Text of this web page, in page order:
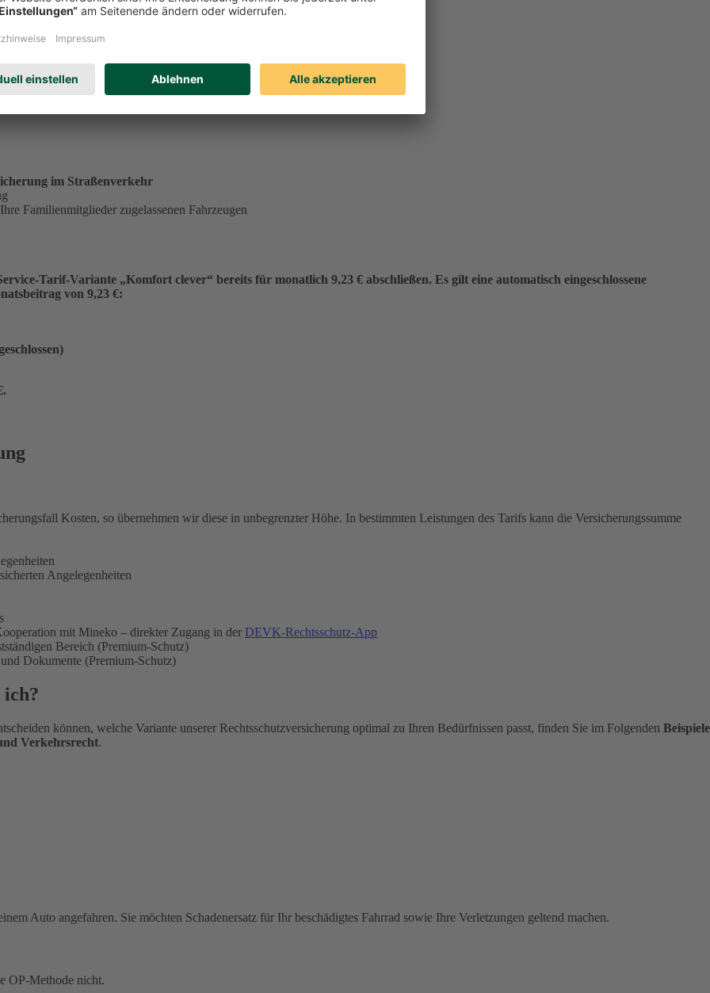
.
im Straßenverkehr
Familienmitglieder zugelassenen Fahrzeugen
Tarif-Variante „Komfort clever“ bereits für monatlich 9,23 € abschließen. Es gilt eine automatisch eingeschlossene
von 9,23 €:
.
Kosten, so übernehmen wir diese in unbegrenzter Höhe. In bestimmten Leistungen des Tarifs kann die Versicherungssumme
Angelegenheiten
mit Mineko – direkter Zugang in der DEVK-Rechtsschutz-App
Bereich (Premium-Schutz)
Dokumente (Premium-Schutz)
ich?
können, welche Variante unserer Rechtsschutzversicherung optimal zu Ihren Bedürfnissen passt, finden Sie im Folgenden Beispiele
Verkehrsrecht.
Auto angefahren. Sie möchten Schadenersatz für Ihr beschädigtes Fahrrad sowie Ihre Verletzungen geltend machen.
OP-Methode nicht.